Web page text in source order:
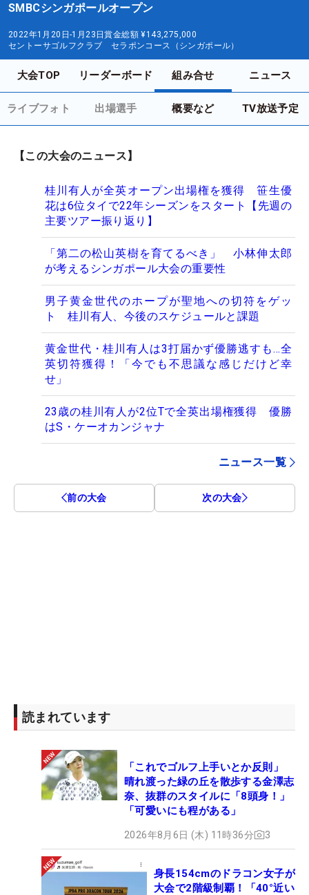
SMBCシンガポールオープン
2022年1月20日-1月23日賞金総額 ¥143,275,000
セントーサゴルフクラブ セラポンコース（シンガポール）
大会TOP リーダーボード 組み合せ ニュース
ライブフォト 出場選手 概要など TV放送予定
【この大会のニュース】
桂川有人が全英オープン出場権を獲得 笹生優
花は6位タイで22年シーズンをスタート【先週の
主要ツアー振り返り】
「第二の松山英樹を育てるべき」 小林伸太郎
が考えるシンガポール大会の重要性
男子黄金世代のホープが聖地への切符をゲッ
ト 桂川有人、今後のスケジュールと課題
黄金世代・桂川有人は3打届かず優勝逃すも…全
英切符獲得！「今でも不思議な感じだけど幸
せ」
23歳の桂川有人が2位Tで全英出場権獲得 優勝
はS・ケーオカンジャナ
ニュース一覧
前の大会 次の大会
読まれています
「これでゴルフ上手いとか反則」
晴れ渡った緑の丘を散歩する金澤志
奈、抜群のスタイルに「8頭身！」
「可愛いにも程がある」
2026年8月6日 (木) 11時36分 3
身長154cmのドラコン女子が
大会で2階級制覇！「40°近い